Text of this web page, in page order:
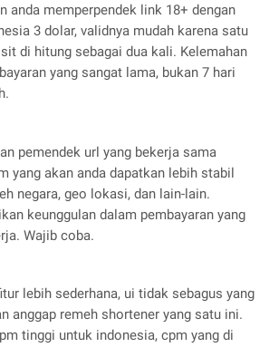
anda memperpendek link 18+ dengan
3 dolar, validnya mudah karena satu
di hitung sebagai dua kali. Kelemahan
yang sangat lama, bukan 7 hari
pemendek url yang bekerja sama
yang akan anda dapatkan lebih stabil
negara, geo lokasi, dan lain-lain.
keunggulan dalam pembayaran yang
Wajib coba.
lebih sederhana, ui tidak sebagus yang
anggap remeh shortener yang satu ini.
tinggi untuk indonesia, cpm yang di